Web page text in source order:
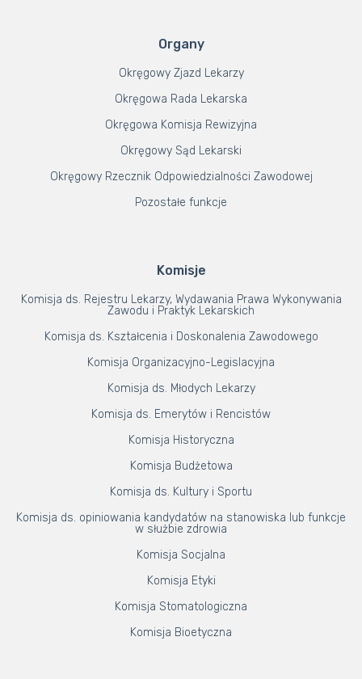
Organy
Okręgowy Zjazd Lekarzy
Okręgowa Rada Lekarska
Okręgowa Komisja Rewizyjna
Okręgowy Sąd Lekarski
Okręgowy Rzecznik Odpowiedzialności Zawodowej
Pozostałe funkcje
Komisje
Komisja ds. Rejestru Lekarzy, Wydawania Prawa Wykonywania
Zawodu i Praktyk Lekarskich
Komisja ds. Kształcenia i Doskonalenia Zawodowego
Komisja Organizacyjno-Legislacyjna
Komisja ds. Młodych Lekarzy
Komisja ds. Emerytów i Rencistów
Komisja Historyczna
Komisja Budżetowa
Komisja ds. Kultury i Sportu
Komisja ds. opiniowania kandydatów na stanowiska lub funkcje
w służbie zdrowia
Komisja Socjalna
Komisja Etyki
Komisja Stomatologiczna
Komisja Bioetyczna